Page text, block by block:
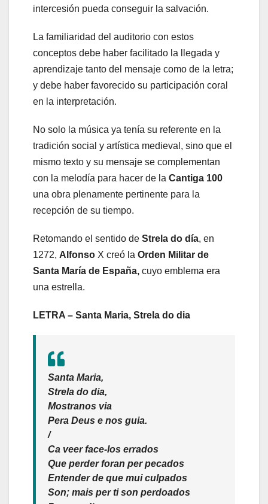
intercesión pueda conseguir la salvación.
La familiaridad del auditorio con estos
conceptos debe haber facilitado la llegada y
aprendizaje tanto del mensaje como de la letra;
y debe haber favorecido su participación coral
en la interpretación.
No solo la música ya tenía su referente en la
tradición social y artística medieval, sino que el
mismo texto y su mensaje se complementan
con la melodía para hacer de la Cantiga 100
una obra plenamente pertinente para la
recepción de su tiempo.
Retomando el sentido de Strela do día, en
1272, Alfonso X creó la Orden Militar de
Santa María de España, cuyo emblema era
una estrella.
LETRA – Santa Maria, Strela do dia
Santa Maria,
Strela do dia,
Mostranos via
Pera Deus e nos guia.
/
Ca veer face-los errados
Que perder foran per pecados
Entender de que mui culpados
Son; mais per ti son perdoados